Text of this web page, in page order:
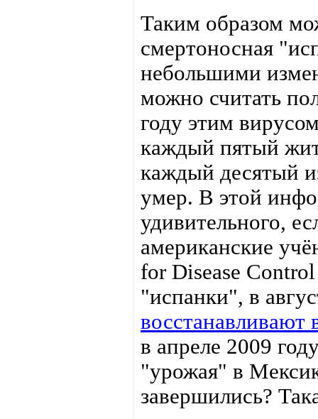
Таким образом
смертоносная
небольшими
можно считать
году этим
каждый пятый
каждый десятый
умер. В этой
удивительного,
американские
for Disease
"испанки", в
восстанавливают
в апреле 2009
"урожая" в
завершились?